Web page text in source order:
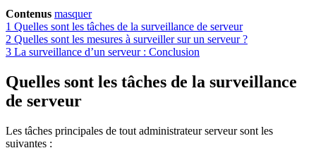
Contenus masquer
1 Quelles sont les tâches de la surveillance de serveur
2 Quelles sont les mesures à surveiller sur un serveur ?
3 La surveillance d’un serveur : Conclusion
Quelles sont les tâches de la surveillance
de serveur
Les tâches principales de tout administrateur serveur sont les
suivantes :